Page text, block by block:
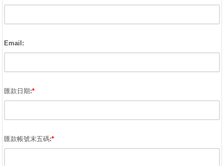
Email:
匯款日期:*
匯款帳號末五碼:*